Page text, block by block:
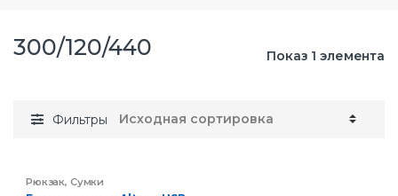
300/120/440 Показ 1 элемента
Фильтры
Рюкзак, Сумки